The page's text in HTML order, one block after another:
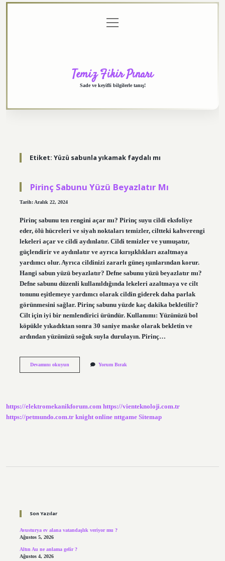
menüyü
aç
Temiz Fikir Pınarı
Sade ve keyifli bilgilerle tanış!
Etiket: Yüzü sabunla yıkamak faydalı mı
Pirinç Sabunu Yüzü Beyazlatır Mı
Tarih: Aralık 22, 2024
Pirinç sabunu ten rengini açar mı? Pirinç suyu cildi eksfoliye
eder, ölü hücreleri ve siyah noktaları temizler, ciltteki kahverengi
lekeleri açar ve cildi aydınlatır. Cildi temizler ve yumuşatır,
güçlendirir ve aydınlatır ve ayrıca kırışıklıkları azaltmaya
yardımcı olur. Ayrıca cildinizi zararlı güneş ışınlarından korur.
Hangi sabun yüzü beyazlatır? Defne sabunu yüzü beyazlatır mı?
Defne sabunu düzenli kullanıldığında lekeleri azaltmaya ve cilt
tonunu eşitlemeye yardımcı olarak cildin giderek daha parlak
görünmesini sağlar. Pirinç sabunu yüzde kaç dakika bekletilir?
Cilt için iyi bir nemlendirici üründür. Kullanımı: Yüzünüzü bol
köpükle yıkadıktan sonra 30 saniye maske olarak bekletin ve
ardından yüzünüzü soğuk suyla durulayın. Pirinç…
Devamını okuyunPirinç
Yorum Bırak
https://elektromekanikforum.com https://vienteknoloji.com.tr
https://petmundo.com.tr knight online nttgame Sitemap
Son Yazılar
Avusturya ev alana vatandaşlık veriyor mu ?
Ağustos 5, 2026
Altın Au ne anlama gelir ?
Ağustos 4, 2026